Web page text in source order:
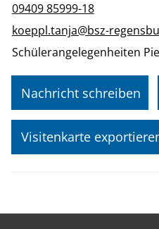
09409 85999-18
koeppl.tanja@bsz-
Schülerangelegenheiten
Nachricht schreiben
Visitenkarte